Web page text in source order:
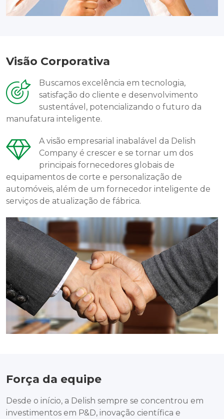
Visão Corporativa
Buscamos excelência em tecnologia,
satisfação do cliente e desenvolvimento
sustentável, potencializando o futuro da
manufatura inteligente.
A visão empresarial inabalável da Delish
Company é crescer e se tornar um dos
principais fornecedores globais de
equipamentos de corte e personalização de
automóveis, além de um fornecedor inteligente de
serviços de atualização de fábrica.
Força da equipe
Desde o início, a Delish sempre se concentrou em
investimentos em P&D, inovação científica e